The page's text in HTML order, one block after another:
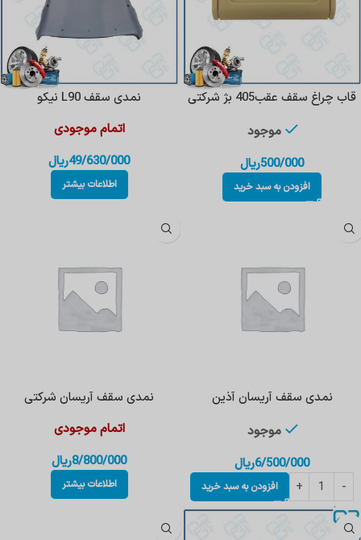
قاب چراغ سقف عقب405 بژ شرکتی
موجود
500/000ریال
افزودن به سبد خرید
نمدی سقف L90 نیکو
اتمام موجودی
49/630/000ریال
اطلاعات بیشتر
نمدی سقف آریسان آذین
موجود
6/500/000ریال
افزودن به سبد خرید
نمدی سقف آریسان شرکتی
اتمام موجودی
8/800/000ریال
اطلاعات بیشتر